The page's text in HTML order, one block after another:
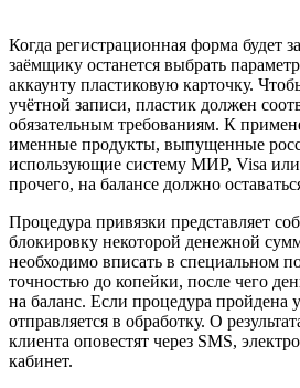
Когда регистрационная форма будет
заёмщику останется выбрать
аккаунту пластиковую карточку.
учётной записи, пластик должен
обязательным требованиям. К
именные продукты, выпущенные
использующие систему МИР, Visa
прочего, на балансе должно
Процедура привязки представляет
блокировку некоторой денежной
необходимо вписать в специальном
точностью до копейки, после чего
на баланс. Если процедура пройдена
отправляется в обработку. О
клиента оповестят через SMS,
кабинет.